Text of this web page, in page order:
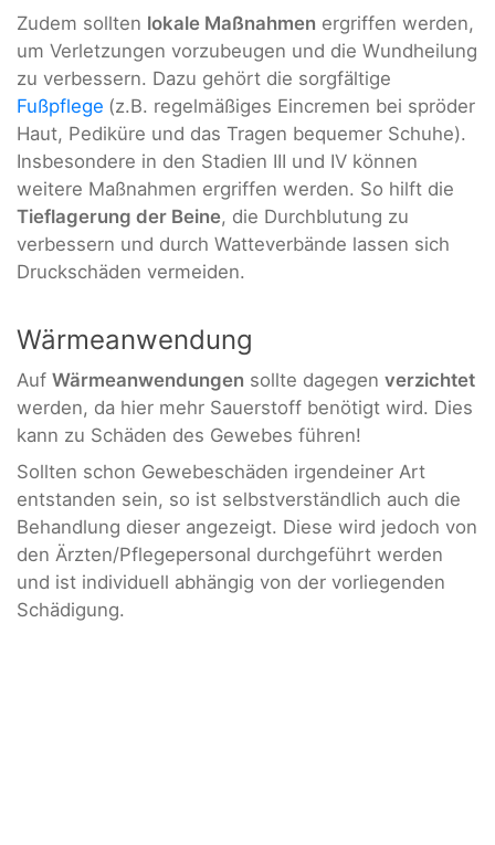
Zudem sollten lokale Maßnahmen ergriffen werden,
um Verletzungen vorzubeugen und die Wundheilung
zu verbessern. Dazu gehört die sorgfältige
Fußpflege (z.B. regelmäßiges Eincremen bei spröder
Haut, Pediküre und das Tragen bequemer Schuhe).
Insbesondere in den Stadien III und IV können
weitere Maßnahmen ergriffen werden. So hilft die
Tieflagerung der Beine, die Durchblutung zu
verbessern und durch Watteverbände lassen sich
Druckschäden vermeiden.
Wärmeanwendung
Auf Wärmeanwendungen sollte dagegen verzichtet
werden, da hier mehr Sauerstoff benötigt wird. Dies
kann zu Schäden des Gewebes führen!
Sollten schon Gewebeschäden irgendeiner Art
entstanden sein, so ist selbstverständlich auch die
Behandlung dieser angezeigt. Diese wird jedoch von
den Ärzten/Pflegepersonal durchgeführt werden
und ist individuell abhängig von der vorliegenden
Schädigung.